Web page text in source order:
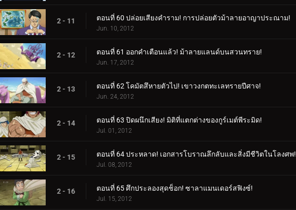
2 - 11 ตอนที่ 60 ปล่อยเสียงคำราม! การปล่อยตัวม้าลายอาญาประณาม!
Jun. 10, 2012
2 - 12 ตอนที่ 61 ออกคำเตือนแล้ว! ม้าลายแลนด์บนสวนทราย!
Jun. 17, 2012
2 - 13 ตอนที่ 62 โคมัตสึหายตัวไป! เขาวงกตทะเลทรายปีศาจ!
Jun. 24, 2012
2 - 14 ตอนที่ 63 ปิดผนึกเสียง! มิติที่แตกต่างของกูร์เมต์พีระมิด!
Jul. 01, 2012
2 - 15 ตอนที่ 64 ประหลาด! เอกสารโบราณลึกลับและสิ่งมีชีวิตในโลงศพ!
Jul. 08, 2012
2 - 16 ตอนที่ 65 ศึกประลองสุดช็อก! ซาลาแมนเดอร์สฟิงซ์!
Jul. 15, 2012